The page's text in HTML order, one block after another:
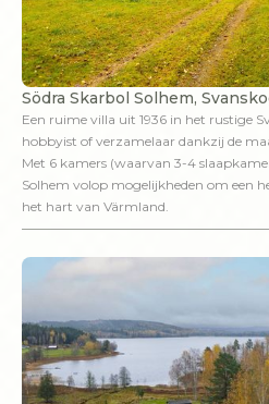
Södra Skarbol Solhem,
Een ruime villa uit 1936 in het rustige
hobbyist of verzamelaar dankzij de
Met 6 kamers (waarvan 3-4
Solhem volop mogelijkheden om een
het hart van Värmland.